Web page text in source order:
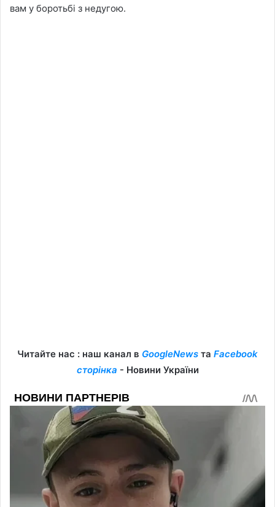
вам у боротьбі з недугою.
Читайте нас : наш канал в GoogleNews та Facebook
сторінка - Новини України